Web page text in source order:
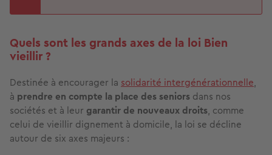
Quels sont les grands axes de la loi Bien
vieillir ?
Destinée à encourager la solidarité intergénérationnelle,
à prendre en compte la place des seniors dans nos
sociétés et à leur garantir de nouveaux droits, comme
celui de vieillir dignement à domicile, la loi se décline
autour de six axes majeurs :